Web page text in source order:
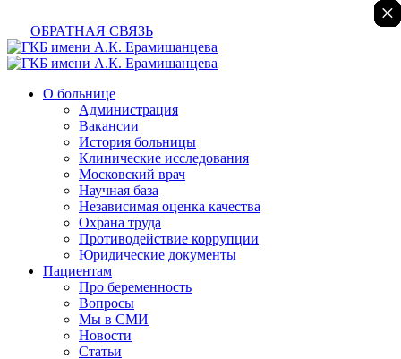
ОБРАТНАЯ СВЯЗЬ
О больнице
Администрация
Вакансии
История больницы
Клинические исследования
Московский врач
Научная база
Независимая оценка качества
Охрана труда
Противодействие коррупции
Юридические документы
Пациентам
Про беременность
Вопросы
Мы в СМИ
Новости
Статьи
×
×
×
×
×
×
×